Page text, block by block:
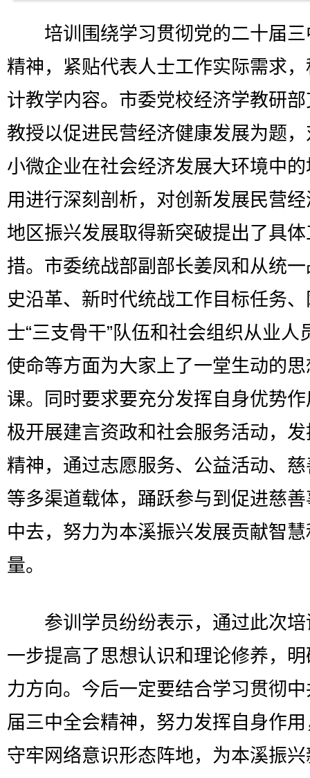
培训围绕学习贯彻党的二十届三
精神，紧贴代表人士工作实际需求
计教学内容。市委党校经济学教研
教授以促进民营经济健康发展为题
小微企业在社会经济发展大环境中
用进行深刻剖析，对创新发展民营
地区振兴发展取得新突破提出了具
措。市委统战部副部长姜凤和从统
史沿革、新时代统战工作目标任务
士“三支骨干”队伍和社会组织从业人
使命等方面为大家上了一堂生动的
课。同时要求要充分发挥自身优势
极开展建言资政和社会服务活动，
精神，通过志愿服务、公益活动、
等多渠道载体，踊跃参与到促进慈
中去，努力为本溪振兴发展贡献智
量。
参训学员纷纷表示，通过此次培
一步提高了思想认识和理论修养，
力方向。今后一定要结合学习贯彻
届三中全会精神，努力发挥自身作
守牢网络意识形态阵地，为本溪振